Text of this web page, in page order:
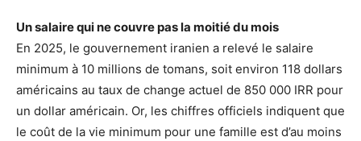
Un salaire qui ne couvre pas la moitié du mois
En 2025, le gouvernement iranien a relevé le salaire
minimum à 10 millions de tomans, soit environ 118 dollars
américains au taux de change actuel de 850 000 IRR pour
un dollar américain. Or, les chiffres officiels indiquent que
le coût de la vie minimum pour une famille est d’au moins